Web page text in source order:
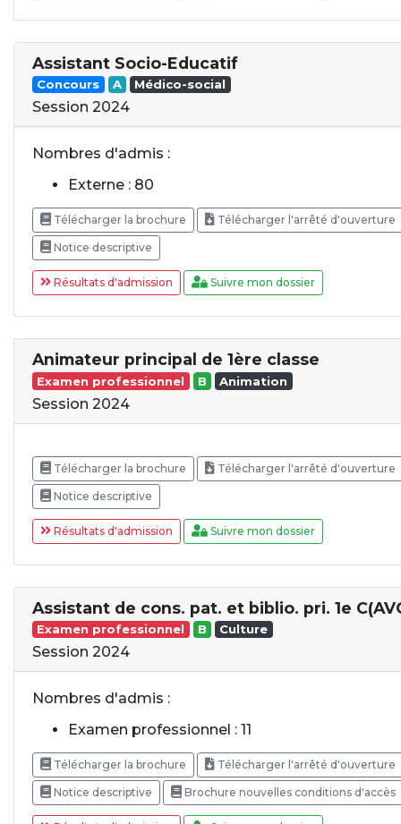
Assistant Socio-Educatif
Concours A Médico-social
Session 2024
Nombres d'admis :
Externe : 80
Télécharger la brochure Télécharger l'arrêté d'ouverture
Notice descriptive
Résultats d'admission Suivre mon dossier
Animateur principal de 1ère classe
Examen professionnel B Animation
Session 2024
Télécharger la brochure Télécharger l'arrêté d'ouverture
Notice descriptive
Résultats d'admission Suivre mon dossier
Assistant de cons. pat. et biblio. pri. 1e
Examen professionnel B Culture
Session 2024
Nombres d'admis :
Examen professionnel : 11
Télécharger la brochure Télécharger l'arrêté d'ouverture
Notice descriptive Brochure nouvelles conditions d'accès